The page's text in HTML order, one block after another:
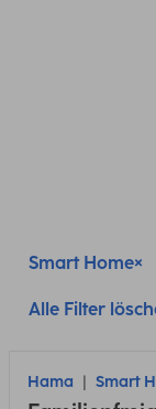
Smart Home
Alle Filter
Hama Smart